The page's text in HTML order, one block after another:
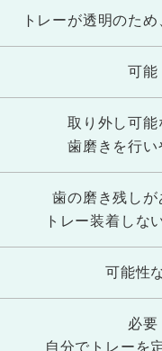
トレーが透明のため
可能
取り外し可能
歯磨きを行い
歯の磨き残しが
トレー装着しな
可能性
必要
自分でトレーを